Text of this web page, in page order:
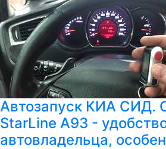
Автозапуск КИА СИД.
StarLine А93 -
автовладельца,